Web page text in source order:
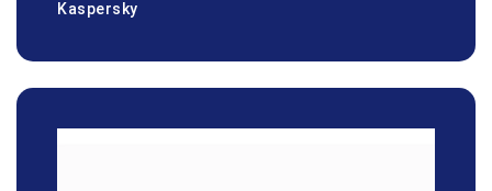
Kaspersky